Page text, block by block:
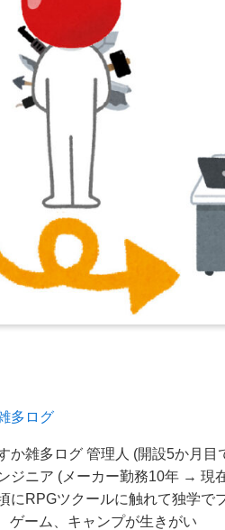
多ログ
か雑多ログ 管理人 (開設5か月目
ジニア (メーカー勤務10年 → 現
にRPGツクールに触れて独学で
ゲーム、キャンプが生きがい